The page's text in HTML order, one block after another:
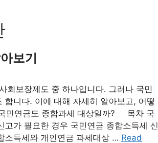
보기
회보장제도 중 하나입니다. 그러나 국민
니다. 이에 대해 자세히 알아보고, 어떻
민연금도 종합과세 대상일까? 목차 국
가 필요한 경우 국민연금 종합소득세 신
소득세와 개인연금 과세대상 … Read